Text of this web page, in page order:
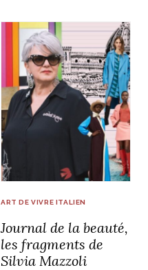
ART DE VIVRE ITALIEN
Journal de la beauté,
les fragments de
Silvia Mazzoli